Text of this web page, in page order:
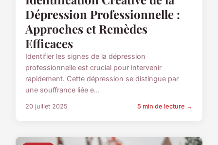
Dépression Professionnelle :
Approches et Remèdes
Efficaces
Identifier les signes de la dépression
professionnelle est crucial pour intervenir
rapidement. Cette dépression se distingue par
une souffrance liée e...
20 juillet 2025 5 min de lecture →